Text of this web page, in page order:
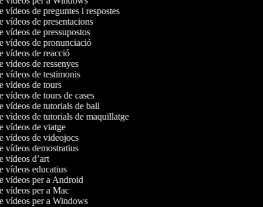
vídeos de preguntes i respostes
vídeos de presentacions
vídeos de pressupostos
vídeos de pronunciació
vídeos de reacció
vídeos de ressenyes
vídeos de testimonis
vídeos de tours
vídeos de tours de cases
vídeos de tutorials de ball
vídeos de tutorials de maquillatge
vídeos de viatge
vídeos de videojocs
vídeos demostratius
vídeos d’art
vídeos educatius
vídeos per a Android
vídeos per a Mac
vídeos per a Windows